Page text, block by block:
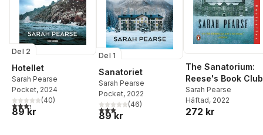
Del 2
Hotellet
Sarah Pearse
Pocket, 2024
3,3utav 5 stjärnor. Totalt antal röster:
(40)
89 kr
Del 1
Sanatoriet
Sarah Pearse
Pocket, 2022
3,0utav 5 stjärnor. Totalt antal röster:
(46)
89 kr
The Sanatorium:
Reese's Book Club
Sarah Pearse
Häftad, 2022
272 kr